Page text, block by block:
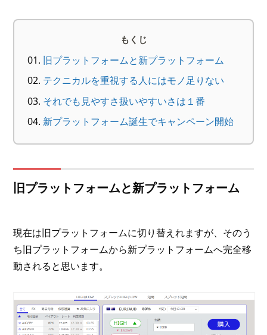
もくじ
旧プラットフォームと新プラットフォーム
テクニカルを重視する人にはモノ足りない
それでも見やすさ扱いやすいさは１番
新プラットフォーム誕生でキャンペーン開始
旧プラットフォームと新プラットフォーム
現在は旧プラットフォームに切り替えれますが、そのう
ち旧プラットフォームから新プラットフォームへ完全移
動されると思います。